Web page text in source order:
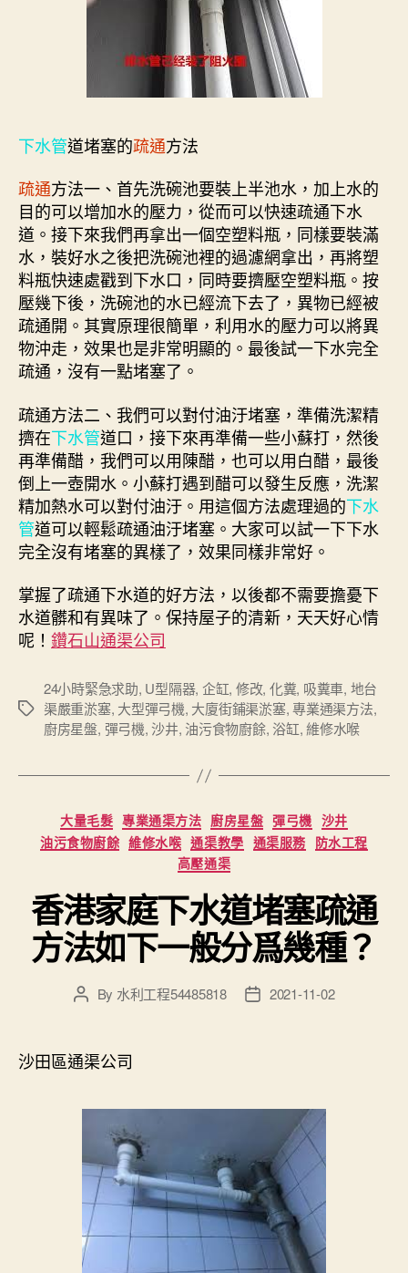
下水管道堵塞的疏通方法
疏通方法一、首先洗碗池要裝上半池水，加上水的
目的可以增加水的壓力，從而可以快速疏通下水
道。接下來我們再拿出一個空塑料瓶，同樣要裝滿
水，裝好水之後把洗碗池裡的過濾網拿出，再將塑
料瓶快速處戳到下水口，同時要擠壓空塑料瓶。按
壓幾下後，洗碗池的水已經流下去了，異物已經被
疏通開。其實原理很簡單，利用水的壓力可以將異
物沖走，效果也是非常明顯的。最後試一下水完全
疏通，沒有一點堵塞了。
疏通方法二、我們可以對付油汙堵塞，準備洗潔精
擠在下水管道口，接下來再準備一些小蘇打，然後
再準備醋，我們可以用陳醋，也可以用白醋，最後
倒上一壺開水。小蘇打遇到醋可以發生反應，洗潔
精加熱水可以對付油汙。用這個方法處理過的下水
管道可以輕鬆疏通油汙堵塞。大家可以試一下下水
完全沒有堵塞的異樣了，效果同樣非常好。
掌握了疏通下水道的好方法，以後都不需要擔憂下
水道髒和有異味了。保持屋子的清新，天天好心情
呢！ 鑽石山通渠公司
Tags
24小時緊急求助, U型隔器, 企缸, 修改, 化糞, 吸糞車, 地台
渠嚴重淤塞, 大型彈弓機, 大廈街鋪渠淤塞,專業通渠方法,
廚房星盤, 彈弓機,沙井, 油污食物廚餘, 浴缸,維修水喉
Categories
大量毛髮 專業通渠方法 廚房星盤 彈弓機 沙井
油污食物廚餘 維修水喉 通渠教學 通渠服務 防水工程
高壓通渠
香港家庭下水道堵塞疏通
方法如下一般分爲幾種？
PostBy 水利工程54485818
Post2021-11-02
沙田區通渠公司